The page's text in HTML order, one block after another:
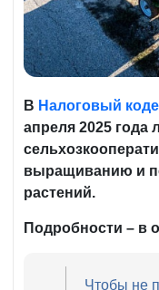
В Налоговый
апреля 2025 года
выращиванию и
растений.
Подробности – в
Чтобы не